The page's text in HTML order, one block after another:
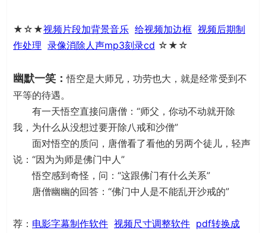
★☆★视频片段加背景音乐 给视频加边框 视频后期制
作处理 录像消除人声mp3刻录cd ☆★☆
幽默一笑：悟空是大师兄，功劳也大，就是经常受到不
平等的待遇。
有一天悟空直接问唐僧：“师父，你动不动就开除
我，为什么从没想过要开除八戒和沙僧”
面对悟空的质问，唐僧看了看他的另两个徒儿，轻声
说：“因为为师是佛门中人”
悟空感到奇怪，问：“这跟佛门有什么关系”
唐僧幽幽的回答：“佛门中人是不能乱开沙戒的”
荐： 电影字幕制作软件 视频尺寸调整软件 pdf转换成